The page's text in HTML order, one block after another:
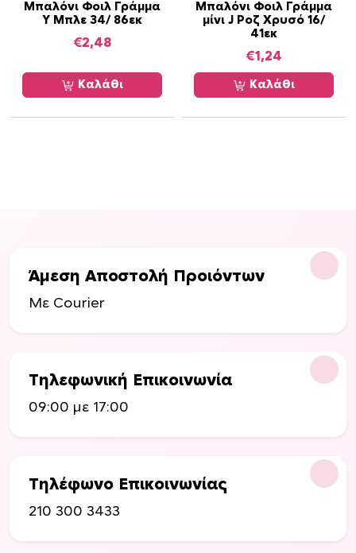
Μπαλόνι Φοιλ Γράμμα
Y Μπλε 34/ 86εκ
€2,48
Καλάθι
Μπαλόνι Φοιλ Γράμμα
μίνι J Ροζ Χρυσό 16/
41εκ
€1,24
Καλάθι
Άμεση Αποστολή Προιόντων
Με Courier
Τηλεφωνική Επικοινωνία
09:00 με 17:00
Τηλέφωνο Επικοινωνίας
210 300 3433